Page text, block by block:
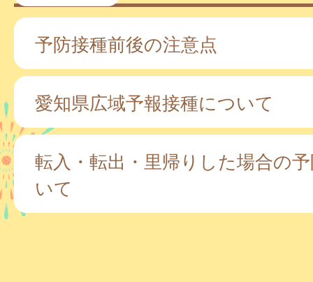
予防接種前後の注意点
愛知県広域予報接種について
転入・転出・里帰りした場合の
いて